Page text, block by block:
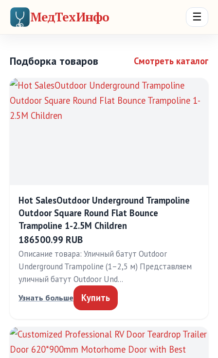
МедТехИнфо ☰
Подборка товаров Смотреть каталог
Hot SalesOutdoor Underground Trampoline
Outdoor Square Round Flat Bounce
Trampoline 1-2.5M Children
186500.99 RUB
Описание товара: Уличный батут Outdoor
Underground Trampoline (1–2,5 м) Представляем
уличный батут Outdoor Und…
Узнать больше Купить